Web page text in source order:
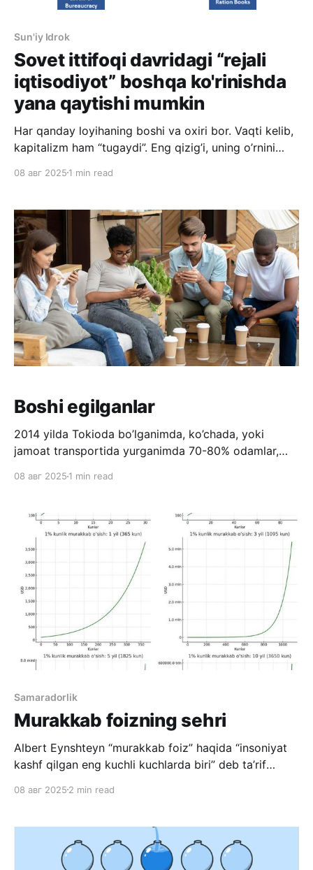
Sun'iy Idrok
Sovet ittifoqi davridagi “rejali
iqtisodiyot” boshqa ko'rinishda
yana qaytishi mumkin
Har qanday loyihaning boshi va oxiri bor. Vaqti kelib,
kapitalizm ham “tugaydi”. Eng qizig’i, uning o’rnini
iqtisodiyot egallashi mumkin. Do’konlarda taxlanib
yirik omborlarda turgan xomashyolar. Bularning
hammasi bizga ta’siri yo’qdek tuyulgani
08 авг 2025 1 min read
Boshi egilganlar
2014 yilda Tokioda bo’lganimda, ko’chada, yoki
jamoat transportida yurganimda 70-80% odamlar,
majoziy ma’noda ham to’g’ri deyish mumkin.
Telefonlar diqqatni tortib, odamlarni
08 авг 2025 1 min read
Samaradorlik
Murakkab foizning sehri
Albert Eynshteyn “murakkab foiz” haqida “insoniyat
kashf qilgan eng kuchli kuchlarda biri” deb ta’rif
o’sishi” deyishimiz mumkin. Ya’ni 100 qiymatli
ko’rsatkichi 1% ga o’ssa va hokazo.
08 авг 2025 2 min read